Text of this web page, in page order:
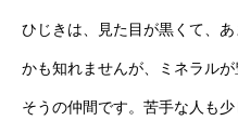
ひじきは、見た目が黒くて、
かも知れませんが、ミネラル
そうの仲間です。苦手な人も少